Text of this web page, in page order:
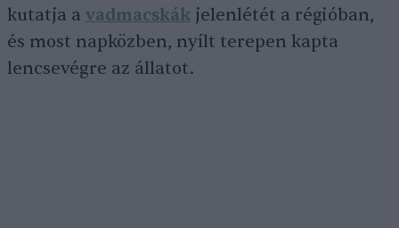
kutatja a vadmacskák jelenlétét a régióban,
és most napközben, nyílt terepen kapta
lencsevégre az állatot.